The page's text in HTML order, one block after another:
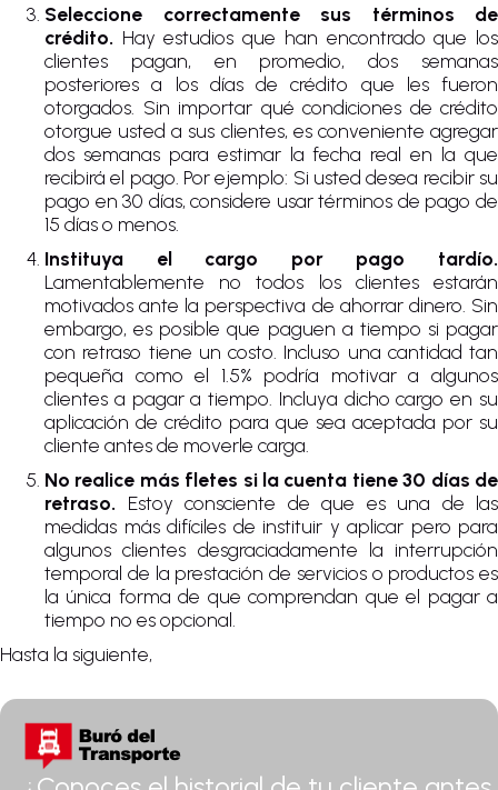
Seleccione correctamente sus términos de
crédito. Hay estudios que han encontrado que los
clientes pagan, en promedio, dos semanas
posteriores a los días de crédito que les fueron
otorgados. Sin importar qué condiciones de crédito
otorgue usted a sus clientes, es conveniente agregar
dos semanas para estimar la fecha real en la que
recibirá el pago. Por ejemplo: Si usted desea recibir su
pago en 30 días, considere usar términos de pago de
15 días o menos.
Instituya el cargo por pago tardío.
Lamentablemente no todos los clientes estarán
motivados ante la perspectiva de ahorrar dinero. Sin
embargo, es posible que paguen a tiempo si pagar
con retraso tiene un costo. Incluso una cantidad tan
pequeña como el 1.5% podría motivar a algunos
clientes a pagar a tiempo. Incluya dicho cargo en su
aplicación de crédito para que sea aceptada por su
cliente antes de moverle carga.
No realice más fletes si la cuenta tiene 30 días de
retraso. Estoy consciente de que es una de las
medidas más difíciles de instituir y aplicar pero para
algunos clientes desgraciadamente la interrupción
temporal de la prestación de servicios o productos es
la única forma de que comprendan que el pagar a
tiempo no es opcional.
Hasta la siguiente,